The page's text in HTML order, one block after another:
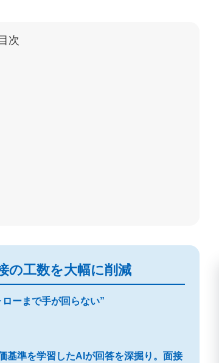
次
の工数を大幅に削減
ーまで手が回らない”
基準を学習したAIが回答を深掘り。面接